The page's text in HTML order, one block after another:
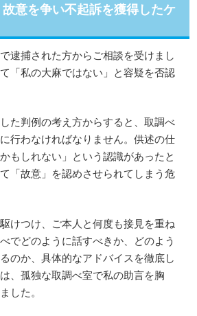
故意を争い不起訴を獲得したケ
逮捕された方からご相談を受けまし
「私の大麻ではない」と容疑を否認
た判例の考え方からすると、取調べ
行わなければなりません。供述の仕
もしれない」という認識があったと
「故意」を認めさせられてしまう危
けつけ、ご本人と何度も接見を重ね
でどのように話すべきか、どのよう
のか、具体的なアドバイスを徹底し
、孤独な取調べ室で私の助言を胸
した。